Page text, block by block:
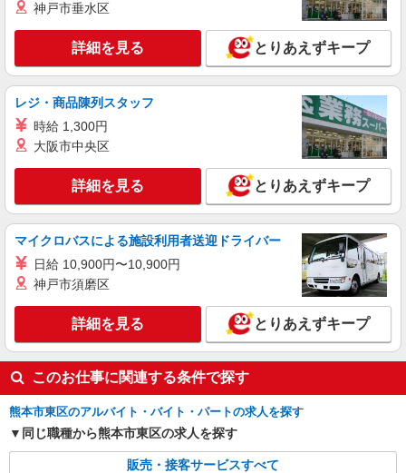
神戸市垂水区
詳細を見る とりあえずキープ
レジ・商品陳列スタッフ
時給 1,300円
大阪市中央区
詳細を見る とりあえずキープ
マイクロバスによる施設利用者送迎ドライバー
日給 10,900円〜10,900円
神戸市須磨区
詳細を見る とりあえずキープ
このお仕事に関連する条件で探す
熊本市東区のアルバイト・バイト・パートの求人を探す
同じ職種から熊本市東区の求人を探す
販売・接客サービスすべて